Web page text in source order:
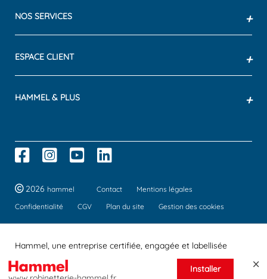
NOS SERVICES +
ESPACE CLIENT +
HAMMEL & PLUS +
2026 hammel Contact
Mentions légales
Confidentialité
CGV Plan du site Gestion des cookies
Hammel, une entreprise certifiée, engagée et labellisée
Installer